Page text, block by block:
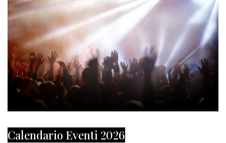
Calendario Eventi 2026